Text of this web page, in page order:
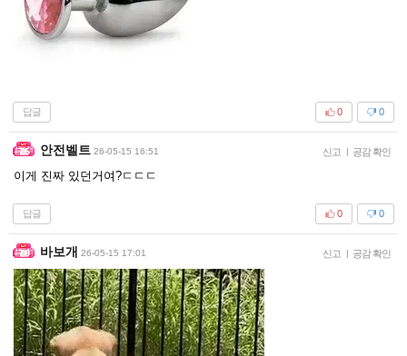
답글 0
0
안전벨트 26-05-15 16:51 신고 | 공감 확인
이게 진짜 있던거여?ㄷㄷㄷ
답글 0
0
바보개 26-05-15 17:01 신고 | 공감 확인